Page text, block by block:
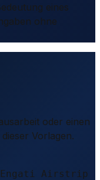
eines
ohne
oder einen
Vorlagen.
Airstrip